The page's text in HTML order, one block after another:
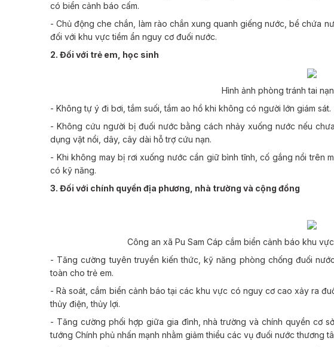
có biển cảnh báo cấm.
- Chủ động che chắn, làm rào chắn xung quanh giếng nước, bể chứa
đối với khu vực tiềm ẩn nguy cơ đuối nước.
2. Đối với trẻ em, học sinh
Hình ảnh phòng tránh tai
- Không tự ý đi bơi, tắm suối, tắm ao hồ khi không có người lớn giám sát.
- Không cứu người bị đuối nước bằng cách nhảy xuống nước nếu
dụng vật nổi, dây, cây dài hỗ trợ cứu nạn.
- Khi không may bị rơi xuống nước cần giữ bình tĩnh, cố gắng nổi trên
có kỹ năng.
3. Đối với chính quyền địa phương, nhà trường và cộng đồng
Công an xã Pu Sam Cáp cắm biển cảnh báo khu
- Tăng cường tuyên truyền kiến thức, kỹ năng phòng chống đuối
toàn cho trẻ em.
- Rà soát, cắm biển cảnh báo tại các khu vực có nguy cơ cao xảy ra
thủy điện, thủy lợi.
- Tăng cường phối hợp giữa gia đình, nhà trường và chính quyền cơ
tướng Chính phủ nhấn mạnh nhằm giảm thiểu các vụ đuối nước thương